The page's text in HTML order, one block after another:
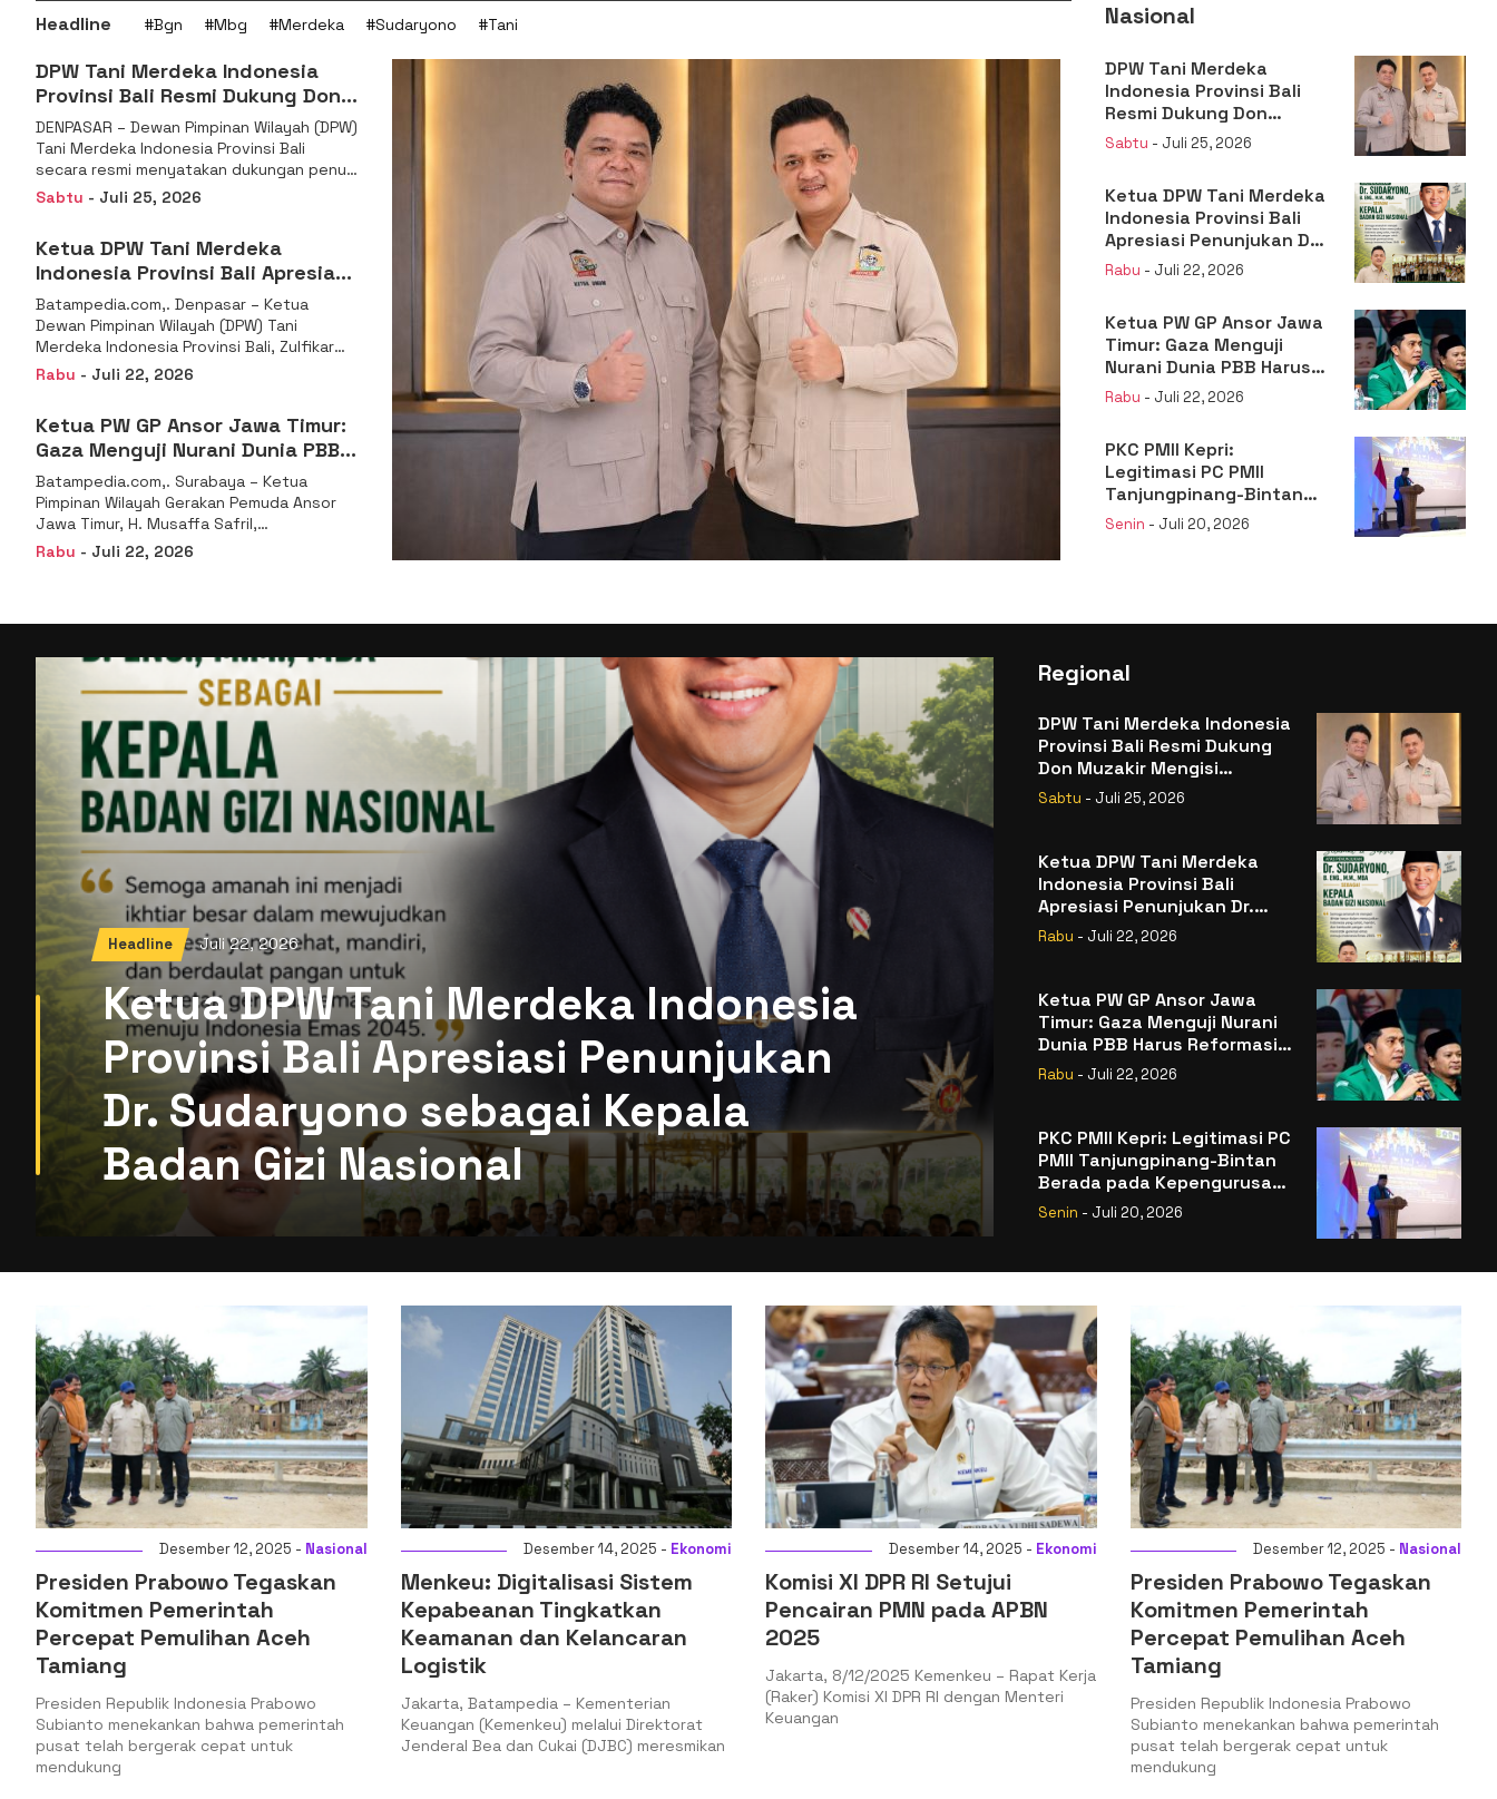
Headline #Bgn #Mbg #Merdeka #Sudaryono #Tani
DPW Tani Merdeka Indonesia
Provinsi Bali Resmi Dukung Don
Muzakir Mengisi Jabatan Wakil
Menteri Pertanian RI
DENPASAR – Dewan Pimpinan Wilayah (DPW)
Tani Merdeka Indonesia Provinsi Bali
secara resmi menyatakan dukungan penuh
kepada Ketua Umum
Sabtu - Juli 25, 2026
Ketua DPW Tani Merdeka
Indonesia Provinsi Bali Apresiasi
Penunjukan Dr. Sudaryono
sebagai Kepala Badan Gizi
Nasional
Batampedia.com,. Denpasar – Ketua
Dewan Pimpinan Wilayah (DPW) Tani
Merdeka Indonesia Provinsi Bali, Zulfikar
Wijaya, S.E., menyampaikan ucapan
Rabu - Juli 22, 2026
Ketua PW GP Ansor Jawa Timur:
Gaza Menguji Nurani Dunia PBB
Harus Reformasi Total atau
Kehilangan Legitimasi
Batampedia.com,. Surabaya – Ketua
Pimpinan Wilayah Gerakan Pemuda Ansor
Jawa Timur, H. Musaffa Safril,
menyampaikan keprihatinan mendalam
Rabu - Juli 22, 2026
Nasional
DPW Tani Merdeka
Indonesia Provinsi Bali
Resmi Dukung Don
Muzakir Mengisi Jabatan
Wakil Menteri Pertanian
Sabtu - Juli 25, 2026
Ketua DPW Tani Merdeka
Indonesia Provinsi Bali
Apresiasi Penunjukan Dr.
Sudaryono sebagai
Kepala Badan Gizi
Rabu - Juli 22, 2026
Ketua PW GP Ansor Jawa
Timur: Gaza Menguji
Nurani Dunia PBB Harus
Reformasi Total atau
Kehilangan Legitimasi
Rabu - Juli 22, 2026
PKC PMII Kepri:
Legitimasi PC PMII
Tanjungpinang-Bintan
Berada pada
Kepengurusan
Senin - Juli 20, 2026
Headline Juli 22, 2026
Ketua DPW Tani Merdeka Indonesia
Provinsi Bali Apresiasi Penunjukan
Dr. Sudaryono sebagai Kepala
Badan Gizi Nasional
Regional
DPW Tani Merdeka Indonesia
Provinsi Bali Resmi Dukung
Don Muzakir Mengisi
Jabatan Wakil Menteri
Pertanian RI
Sabtu - Juli 25, 2026
Ketua DPW Tani Merdeka
Indonesia Provinsi Bali
Apresiasi Penunjukan Dr.
Sudaryono sebagai Kepala
Badan Gizi Nasional
Rabu - Juli 22, 2026
Ketua PW GP Ansor Jawa
Timur: Gaza Menguji Nurani
Dunia PBB Harus Reformasi
Total atau Kehilangan
Rabu - Juli 22, 2026
PKC PMII Kepri: Legitimasi PC
PMII Tanjungpinang-Bintan
Berada pada Kepengurusan
Muhammad Al-Mujrin
Senin - Juli 20, 2026
Desember 12, 2025 -Nasional
Prabowo Tegaskan
Pemerintah
Pemulihan Aceh
Republik Indonesia Prabowo
menekankan bahwa pemerintah
telah bergerak cepat untuk
Desember 14, 2025 -Ekonomi
Menkeu: Digitalisasi Sistem
Kepabeanan Tingkatkan
Keamanan dan Kelancaran
Logistik
Jakarta, Batampedia – Kementerian
Keuangan (Kemenkeu) melalui Direktorat
Jenderal Bea dan Cukai (DJBC) meresmikan
Desember 14, 2025 -Ekonomi
Komisi XI DPR RI Setujui
Pencairan PMN pada APBN
2025
Jakarta, 8/12/2025 Kemenkeu – Rapat Kerja
(Raker) Komisi XI DPR RI dengan Menteri
Keuangan
Desember 12, 2025 -Nasional
Presiden Prabowo Tegaskan
Komitmen Pemerintah
Percepat Pemulihan Aceh
Tamiang
Presiden Republik Indonesia Prabowo
Subianto menekankan bahwa pemerintah
pusat telah bergerak cepat untuk
mendukung